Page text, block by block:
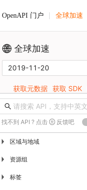
OpenAPI 门户 全球加速
全球加速
2019-11-20
获取元数据 获取 SDK
找不到 API ? 点击 反馈吧
▶ 区域与地域
▶ 资源组
▶ 标签